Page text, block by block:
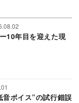
10年目を迎えた現
音ボイス”の試行錯誤